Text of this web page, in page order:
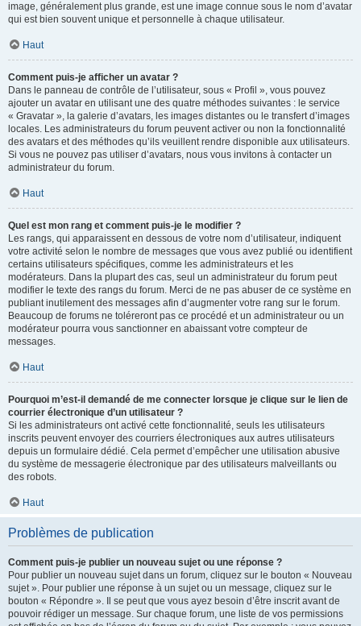
image, généralement plus grande, est une image connue sous le nom d’avatar
qui est bien souvent unique et personnelle à chaque utilisateur.
Haut
Comment puis-je afficher un avatar ?
Dans le panneau de contrôle de l’utilisateur, sous « Profil », vous pouvez
ajouter un avatar en utilisant une des quatre méthodes suivantes : le service
« Gravatar », la galerie d’avatars, les images distantes ou le transfert d’images
locales. Les administrateurs du forum peuvent activer ou non la fonctionnalité
des avatars et des méthodes qu’ils veuillent rendre disponible aux utilisateurs.
Si vous ne pouvez pas utiliser d’avatars, nous vous invitons à contacter un
administrateur du forum.
Haut
Quel est mon rang et comment puis-je le modifier ?
Les rangs, qui apparaissent en dessous de votre nom d’utilisateur, indiquent
votre activité selon le nombre de messages que vous avez publié ou identifient
certains utilisateurs spécifiques, comme les administrateurs et les
modérateurs. Dans la plupart des cas, seul un administrateur du forum peut
modifier le texte des rangs du forum. Merci de ne pas abuser de ce système en
publiant inutilement des messages afin d’augmenter votre rang sur le forum.
Beaucoup de forums ne toléreront pas ce procédé et un administrateur ou un
modérateur pourra vous sanctionner en abaissant votre compteur de
messages.
Haut
Pourquoi m’est-il demandé de me connecter lorsque je clique sur le lien de
courrier électronique d’un utilisateur ?
Si les administrateurs ont activé cette fonctionnalité, seuls les utilisateurs
inscrits peuvent envoyer des courriers électroniques aux autres utilisateurs
depuis un formulaire dédié. Cela permet d’empêcher une utilisation abusive
du système de messagerie électronique par des utilisateurs malveillants ou
des robots.
Haut
Problèmes de publication
Comment puis-je publier un nouveau sujet ou une réponse ?
Pour publier un nouveau sujet dans un forum, cliquez sur le bouton « Nouveau
sujet ». Pour publier une réponse à un sujet ou un message, cliquez sur le
bouton « Répondre ». Il se peut que vous ayez besoin d’être inscrit avant de
pouvoir rédiger un message. Sur chaque forum, une liste de vos permissions